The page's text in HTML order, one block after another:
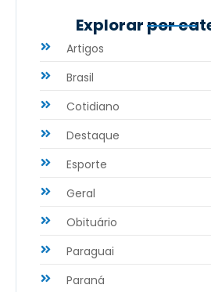
Explorar por
Artigos
Brasil
Cotidiano
Destaque
Esporte
Geral
Obituário
Paraguai
Paraná